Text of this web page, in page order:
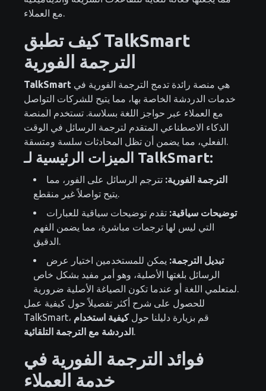
كيف تطبق TalkSmart
الترجمة الفورية
TalkSmart
خدمات الدردشة الخاصة بها، مما يتيح للشركات التواصل
مع العملاء عبر حواجز اللغة بسلاسة. تستخدم المنصة
الذكاء الاصطناعي المتقدم لترجمة الرسائل في الوقت
الميزات الرئيسية لـ TalkSmart:
الترجمة الفورية: تترجم الرسائل على الفور، مما
توضيحات سياقية: تقدم توضيحات سياقية للعبارات
التي ليس لها ترجمات مباشرة، مما يضمن الفهم
تبديل الترجمة: يمكن للمستخدمين اختيار عرض
الرسائل بلغتها الأصلية، وهو أمر مفيد بشكل خاص
للحصول على شرح أكثر تفصيلاً حول كيفية عمل
TalkSmart، قم بزيارة دليلنا حولكيفية استخدام
الدردشة مع الترجمة التلقائية
فوائد الترجمة الفورية في
خدمة العملاء